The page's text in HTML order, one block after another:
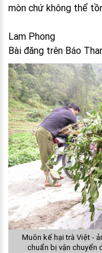
mòn chứ không thể
Lam Phong
Bài đăng trên Báo
Muôn kế hại trà Việt -
chuẩn bị vận chuyển